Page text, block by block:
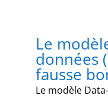
Le
données
fausse
Le modèle